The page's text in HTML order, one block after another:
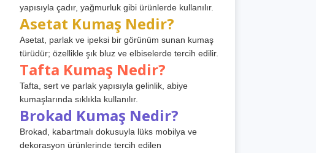
yapısıyla çadır, yağmurluk gibi ürünlerde kullanılır.
Asetat Kumaş Nedir?
Asetat, parlak ve ipeksi bir görünüm sunan kumaş
türüdür; özellikle şık bluz ve elbiselerde tercih edilir.
Tafta Kumaş Nedir?
Tafta, sert ve parlak yapısıyla gelinlik, abiye
kumaşlarında sıklıkla kullanılır.
Brokad Kumaş Nedir?
Brokad, kabartmalı dokusuyla lüks mobilya ve
dekorasyon ürünlerinde tercih edilen